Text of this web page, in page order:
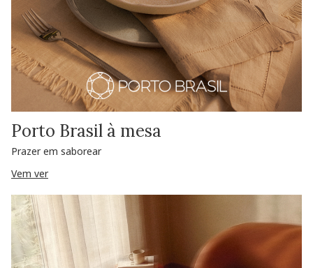
Porto Brasil à mesa
Prazer em saborear
Vem ver